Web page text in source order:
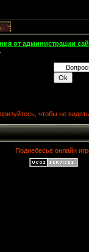
от администрации
чтобы не
Поднебесье онлайн